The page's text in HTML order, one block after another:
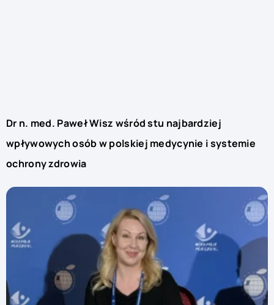
Dr n. med. Paweł Wisz wśród stu najbardziej
wpływowych osób w polskiej medycynie i systemie
ochrony zdrowia